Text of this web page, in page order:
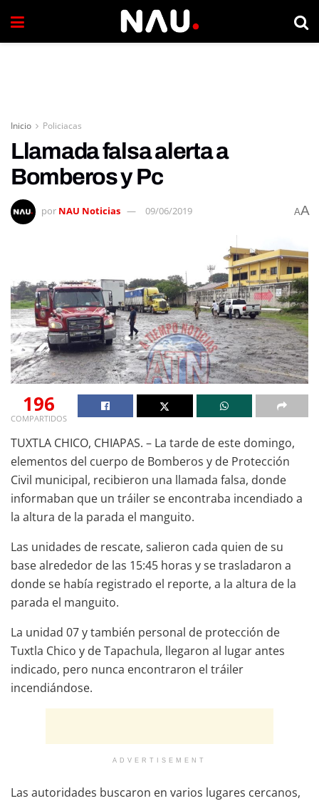
Inicio Policiacas
Llamada falsa alerta a
Bomberos y Pc
por NAU Noticias 09/06/2019 AA
196
COMPARTIDOS
TUXTLA CHICO, CHIAPAS. – La tarde de este domingo,
elementos del cuerpo de Bomberos y de Protección
Civil municipal, recibieron una llamada falsa, donde
informaban que un tráiler se encontraba incendiado a
la altura de la parada el manguito.
Las unidades de rescate, salieron cada quien de su
base alrededor de las 15:45 horas y se trasladaron a
donde se había registrado el reporte, a la altura de la
parada el manguito.
La unidad 07 y también personal de protección de
Tuxtla Chico y de Tapachula, llegaron al lugar antes
indicado, pero nunca encontraron el tráiler
incendiándose.
ADVERTISEMENT
Las autoridades buscaron en varios lugares cercanos,